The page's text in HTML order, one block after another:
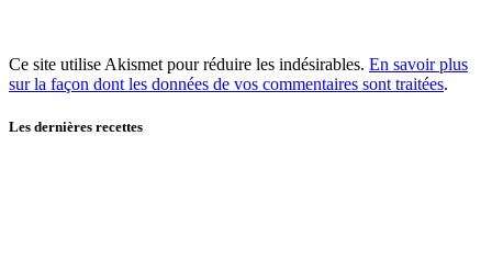
Ce site utilise Akismet pour réduire les indésirables. En savoir plus
sur la façon dont les données de vos commentaires sont traitées.
Les dernières recettes